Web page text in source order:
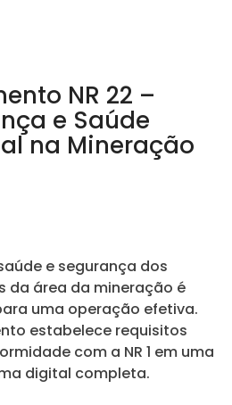
NR 22 –
e Saúde
na Mineração
e segurança dos
da área da mineração é
uma operação efetiva.
estabelece requisitos
com a NR 1 em uma
digital completa.